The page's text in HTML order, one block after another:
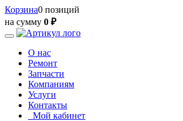
Корзина0 позиций
на сумму 0 ₽
О нас
Ремонт
Запчасти
Компаниям
Услуги
Контакты
Мой кабинет